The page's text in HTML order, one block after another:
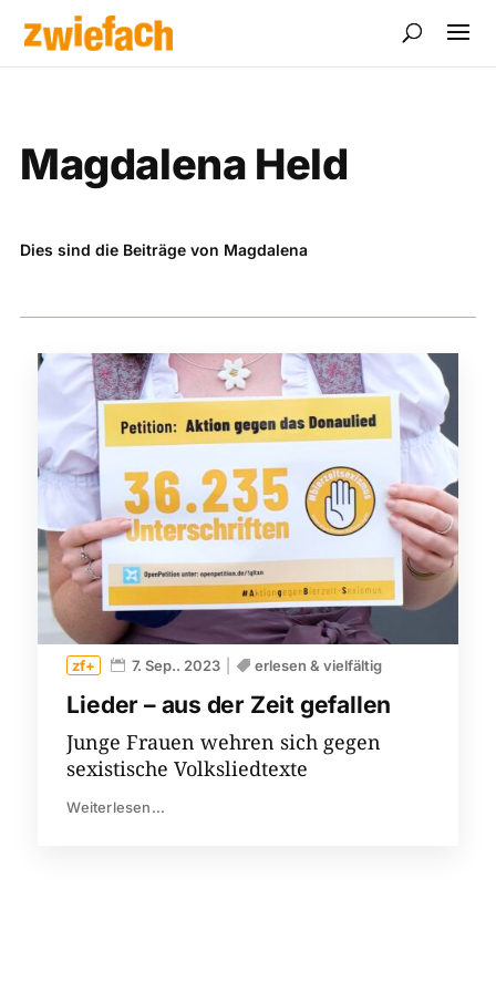
Magdalena Held
Dies sind die Beiträge von Magdalena
Lieder – aus der Zeit gefallen
7. Sep.. 2023 erlesen & vielfältig
Junge Frauen wehren sich gegen
sexistische Volksliedtexte
Weiterlesen...